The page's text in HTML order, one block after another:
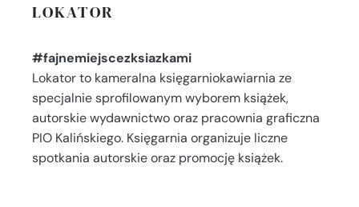
LOKATOR
#fajnemiejscezksiazkami
Lokator to kameralna księgarniokawiarnia ze
specjalnie sprofilowanym wyborem książek,
autorskie wydawnictwo oraz pracownia graficzna
PIO Kalińskiego. Księgarnia organizuje liczne
spotkania autorskie oraz promocję książek.